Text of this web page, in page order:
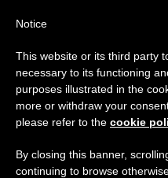
ETIQUETA
Posts
Aviso
Del 27 de julio al 7
anual, aprovechando
se generan menos
Notice
This website or its third party
necessary to its functioning
purposes illustrated in the
more or withdraw your
please refer to the cookie
By closing this banner,
continuing to browse